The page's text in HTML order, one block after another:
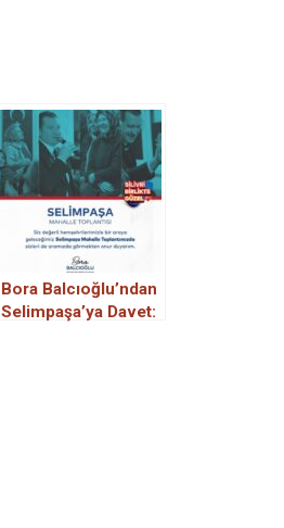
Bora Balcıoğlu’ndan
Selimpaşa’ya Davet: